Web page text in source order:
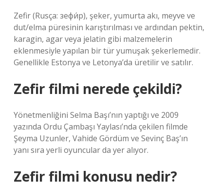
Zefir (Rusça: зефи́р), şeker, yumurta akı, meyve ve
dut/elma püresinin karıştırılması ve ardından pektin,
karagin, agar veya jelatin gibi malzemelerin
eklenmesiyle yapılan bir tür yumuşak şekerlemedir.
Genellikle Estonya ve Letonya’da üretilir ve satılır.
Zefir filmi nerede çekildi?
Yönetmenliğini Selma Başı’nın yaptığı ve 2009
yazında Ordu Çambaşı Yaylası’nda çekilen filmde
Şeyma Uzunler, Vahide Gördüm ve Sevinç Baş’ın
yanı sıra yerli oyuncular da yer alıyor.
Zefir filmi konusu nedir?